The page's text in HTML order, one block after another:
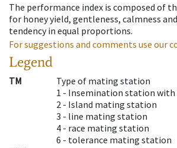
The performance index is composed of
for honey yield, gentleness, calmness
tendency in equal proportions.
For suggestions and comments use our
Legend
TM
Type of mating station
1 - Insemination station with
2 - Island mating station
3 - line mating station
4 - race mating station
6 - tolerance mating station